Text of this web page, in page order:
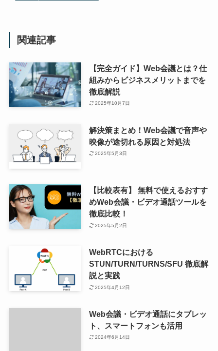
関連記事
【完全ガイド】Web会議とは？仕
組みからビジネスメリットまでを
徹底解説
2025年10月7日
解決策まとめ！Web会議で音声や
映像が途切れる原因と対処法
2025年5月3日
【比較表有】 無料で使えるおすす
めWeb会議・ビデオ通話ツールを
徹底比較！
2025年5月2日
WebRTCにおける
STUN/TURN/TURNS/SFU 徹底解
説と実践
2025年4月12日
Web会議・ビデオ通話にタブレッ
ト、スマートフォンも活用
2024年6月14日